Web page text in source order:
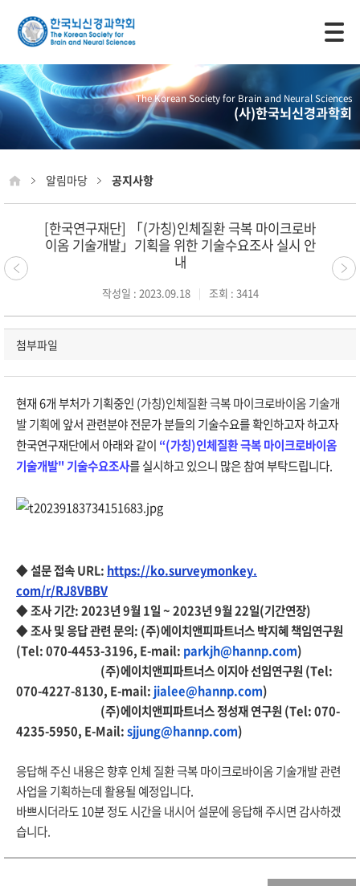
The Korean Society for Brain and Neural Sciences
(사)한국뇌신경과학회
알림마당 공지사항
[한국연구재단] 「(가칭)인체질환 극복 마이크로바
이옴 기술개발」기획을 위한 기술수요조사 실시 안
내
작성일 : 2023.09.18 조회 : 3414
첨부파일
현재 6개 부처가 기획중인 (가칭)인체질환 극복 마이크로바이옴 기술개
발 기획에 앞서 관련분야 전문가 분들의 기술수요를 확인하고자 하고자
한국연구재단에서 아래와 같이 “(가칭)인체질환 극복 마이크로바이옴
기술개발" 기술수요조사를실시하고 있으니 많은 참여 부탁드립니다.
◆ 설문접속 URL: https://ko.surveymonkey.
com/r/RJ8VBBV
◆ 조사 기간: 2023년 9월 1일 ~ 2023년 9월 22일(기간연장)
◆ 조사 및 응답 관련 문의: (주)에이치앤피파트너스 박지혜 책임연구원
(Tel: 070-4453-3196, E-mail: parkjh@hannp.com)
(주)에이치앤피파트너스 이지아 선임연구원 (Tel:
070-4227-8130, E-mail: jialee@hannp.com)
(주)에이치앤피파트너스 정성재 연구원 (Tel: 070-
4235-5950, E-Mail:sjjung@hannp.com)
응답해 주신 내용은 향후 인체 질환 극복 마이크로바이옴 기술개발 관련
사업을 기획하는데 활용될 예정입니다.
바쁘시더라도 10분 정도 시간을 내시어 설문에 응답해 주시면 감사하겠
습니다.